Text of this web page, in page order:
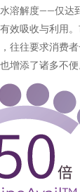
溶解度——仅达
效吸收与利用
往往要求消费
增添了诸多不便